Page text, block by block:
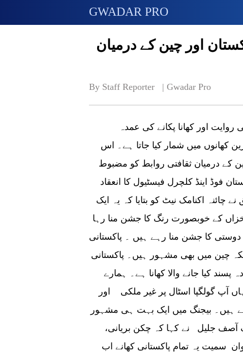
GWADAR PRO
اور چین کے درمیان
By Staff Reporter   | Gwadar Pro
کھانوں میں شمار کیا جاتا ہے۔ اس
کے درمیان ثقافتی روابط کو مضبوط
فوڈ اینڈ کلچرل فیسٹیول کا انعقاد
چائنہ اکنامک نیٹ کو بتایا کہ یہ ایک
کے خوبصورت رنگ کا جشن منا رہا
کا جشن منا رہے ہیں ۔ پاکستانی
چین میں بھی مشہور ہیں۔ پاکستانی
کیا جانے والا کھانا ہے۔ ہمارے
گولگپا اسٹال پر غیر ملکی اور
ہیں۔ بیجنگ میں ایک بہت ہی مشہور
آصف جلیل نے کہا کہ چکن بریانی،
سمیت یہ تمام پاکستانی کھانے اب